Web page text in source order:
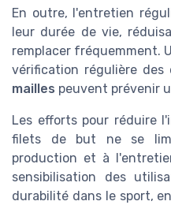
En outre, l'entretien
leur durée de vie,
remplacer fréquemment.
vérification régulière des
mailles peuvent prévenir
Les efforts pour réduire
filets de but ne se
production et à
sensibilisation des
durabilité dans le sport,